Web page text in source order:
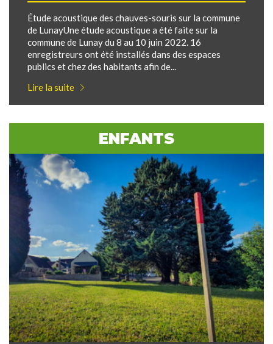
Étude acoustique des chauves-souris sur la commune
de LunayUne étude acoustique a été faite sur la
commune de Lunay du 8 au 10 juin 2022. 16
enregistreurs ont été installés dans des espaces
publics et chez des habitants afin de...
Lire la suite
ENFANTS